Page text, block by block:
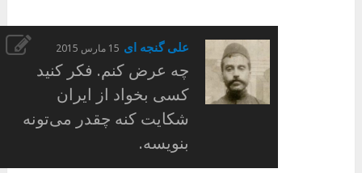
علی گنجه ای 15 مارس 2015
چه عرض کنم. فکر کنید
کسی بخواد از ایران
شکایت کنه چقدر می‌تونه
بنویسه.